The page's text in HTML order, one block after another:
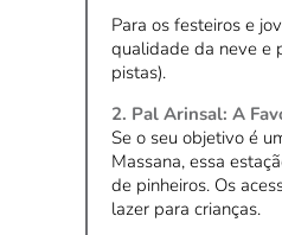
Para os festeiros e
qualidade da neve e
pistas).
2. Pal Arinsal: A
Se o seu objetivo é
Massana, essa
de pinheiros. Os
lazer para crianças.